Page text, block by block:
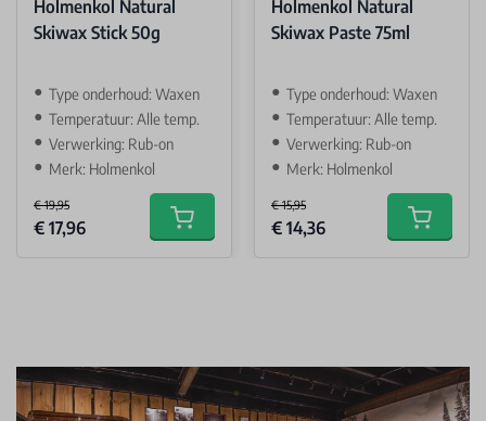
Holmenkol Natural
Skiwax Stick 50g
Type onderhoud: Waxen
Temperatuur: Alle temp.
Verwerking: Rub-on
Merk: Holmenkol
€ 19,95
Special Price
€ 17,96 Add to cart
Holmenkol Natural
Skiwax Paste 75ml
Type onderhoud: Waxen
Temperatuur: Alle temp.
Verwerking: Rub-on
Merk: Holmenkol
€ 15,95
Special Price
€ 14,36 Add to